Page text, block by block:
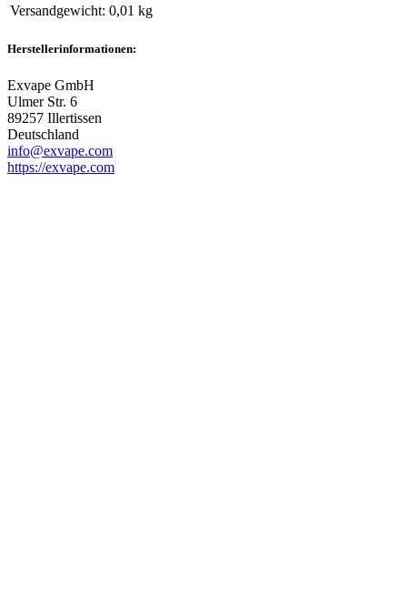
Versandgewicht‍: 0,01 kg
Herstellerinformationen:
Exvape GmbH
Ulmer Str. 6
89257 Illertissen
Deutschland
info@exvape.com
https://exvape.com